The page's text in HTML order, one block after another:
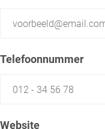
Telefoonnummer
Website